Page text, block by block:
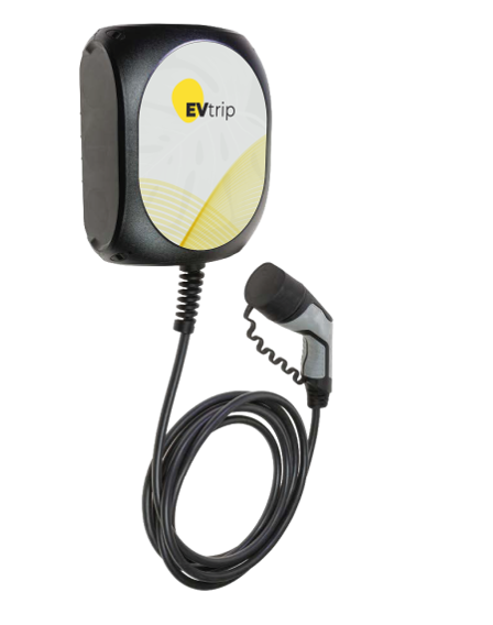
KOMPONENTE
PERIFERIJA
KABELI I KONEKTORI
MREŽNA OPREMA
PRINTERI
POTROŠAČKA ELEKTRONIKA